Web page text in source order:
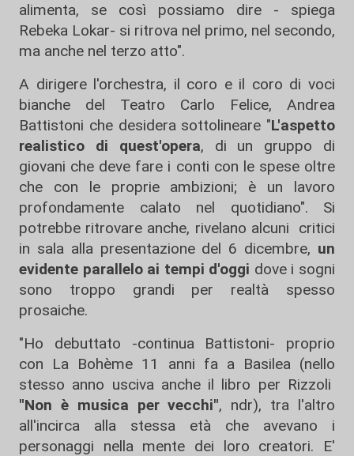
alimenta, se così possiamo dire - spiega
Rebeka Lokar- si ritrova nel primo, nel secondo,
ma anche nel terzo atto".
A dirigere l'orchestra, il coro e il coro di voci
bianche del Teatro Carlo Felice, Andrea
Battistoni che desidera sottolineare "L'aspetto
realistico di quest'opera, di un gruppo di
giovani che deve fare i conti con le spese oltre
che con le proprie ambizioni; è un lavoro
profondamente calato nel quotidiano". Si
potrebbe ritrovare anche, rivelano alcuni critici
in sala alla presentazione del 6 dicembre, un
evidente parallelo ai tempi d'oggi dove i sogni
sono troppo grandi per realtà spesso
prosaiche.
"Ho debuttato -continua Battistoni- proprio
con La Bohème 11 anni fa a Basilea (nello
stesso anno usciva anche il libro per Rizzoli
"Non è musica per vecchi", ndr), tra l'altro
all'incirca alla stessa età che avevano i
personaggi nella mente dei loro creatori. E'